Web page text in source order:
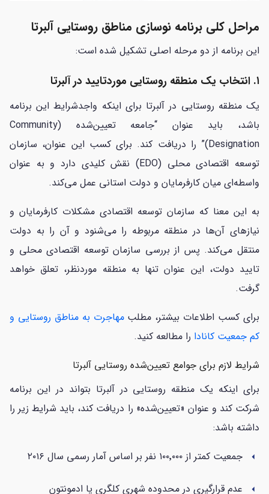
مراحل کلی برنامه نوسازی مناطق روستایی آلبرتا
این برنامه از دو مرحله اصلی تشکیل شده است:
۱. انتخاب یک منطقه روستایی موردتایید در آلبرتا
یک منطقه روستایی در آلبرتا برای اینکه واجدشرایط این برنامه
باشد، باید عنوان “جامعه تعیین‌شده (Community
Designation)” را دریافت کند. برای کسب این عنوان، سازمان
توسعه اقتصادی محلی (EDO) نقش کلیدی دارد و به عنوان
واسطه‌ای میان کارفرمایان و دولت استانی عمل می‌کند.
به این معنا که سازمان توسعه اقتصادی مشکلات کارفرمایان و
نیازهای آن‌ها در منطقه مربوطه را می‌شنود و آن را به دولت
منتقل می‌کند. پس از بررسی سازمان توسعه اقتصادی محلی و
تایید دولت، این عنوان تنها به منطقه موردنظر، تعلق خواهد
گرفت.
برای کسب اطلاعات بیشتر، مطلبمهاجرت به مناطق روستایی و
کم جمعیت کانادا را مطالعه کنید.
شرایط لازم برای جوامع تعیین‌شده روستایی آلبرتا
برای اینکه یک منطقه روستایی در آلبرتا بتواند در این برنامه
شرکت کند و عنوان «تعیین‌شده» را دریافت کند، باید شرایط زیر را
داشته باشد:
arrow_left جمعیت کمتر از ۱۰۰٬۰۰۰ نفر بر اساس آمار رسمی سال ۲۰۱۶
arrow_left عدم قرارگیری در محدوده شهری کلگری یا ادمونتون